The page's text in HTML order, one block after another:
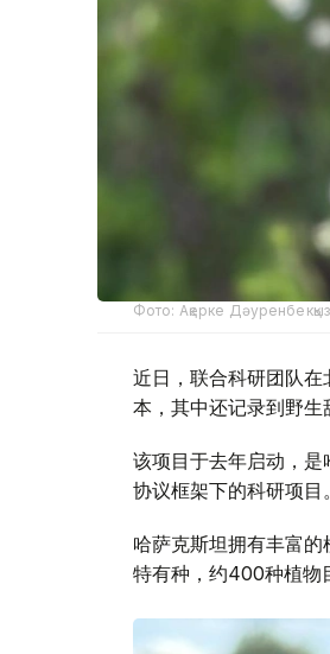
Фото: Ақерке
近日，联合科研团队
本，其中还记录到野生
该项目于去年启动，
协议框架下的科研项目。
哈萨克斯坦拥有丰富
特有种，约400种植物